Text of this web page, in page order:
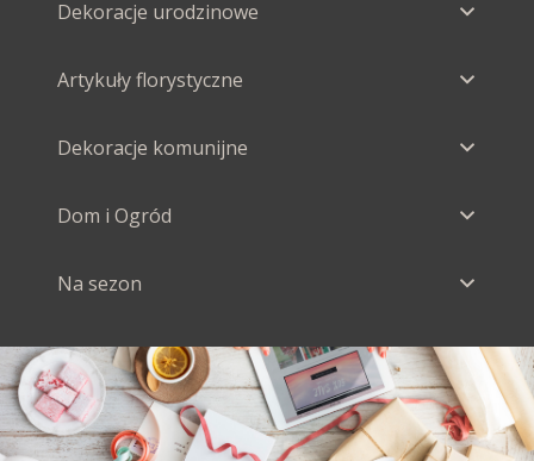
Dekoracje urodzinowe
Artykuły florystyczne
Dekoracje komunijne
Dom i Ogród
Na sezon